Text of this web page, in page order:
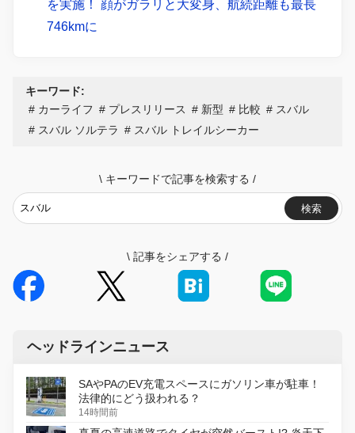
を実施！ 顔がガラリと大変身、航続距離も最長
746kmに
キーワード:
カーライフ
プレスリリース 新型 比較
スバル
スバル ソルテラ
スバル トレイルシーカー
\ キーワードで記事を検索する /
検索
\ 記事をシェアする /
ヘッドラインニュース
SAやPAのEV充電スペースにガソリン車が駐車！
法律的にどう扱われる？
14時間前